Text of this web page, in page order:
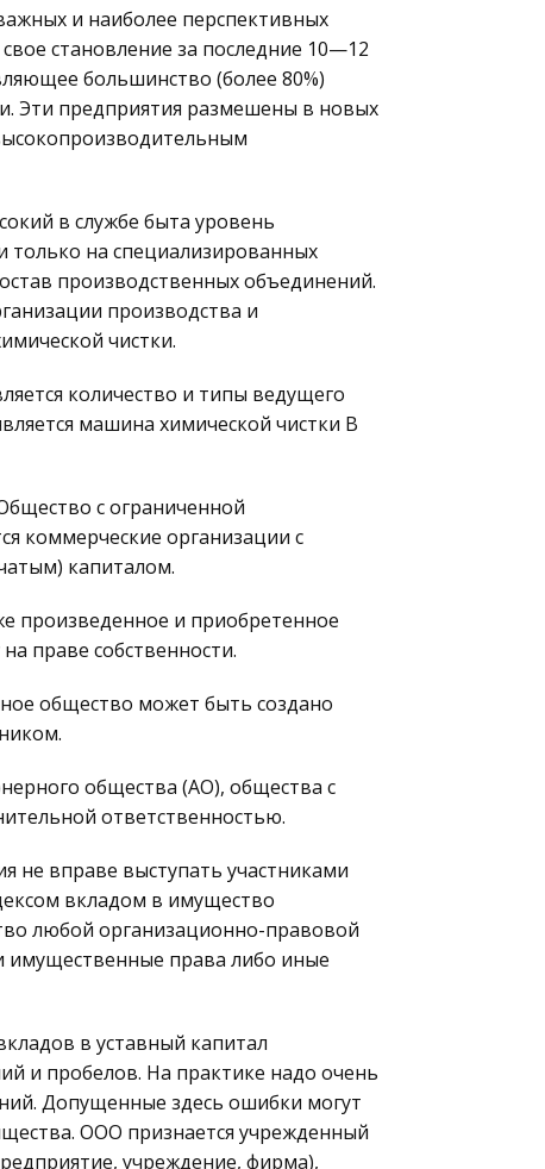
и наиболее перспективных
становление за последние 10—12
большинство (более 80%)
Эти предприятия размешены в новых
в службе быта уровень
только на специализированных
производственных объединений.
производства и
чистки.
количество и типы ведущего
машина химической чистки B
с ограниченной
коммерческие организации с
капиталом.
произведенное и приобретенное
праве собственности.
общество может быть создано
общества (АО), общества с
ответственностью.
не вправе выступать участниками
вкладом в имущество
любой организационно-правовой
имущественные права либо иные
в уставный капитал
и пробелов. На практике надо очень
Допущенные здесь ошибки могут
ООО признается учрежденный
учреждение, фирма),